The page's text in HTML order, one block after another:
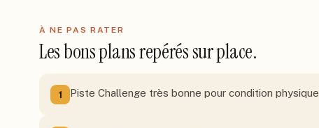
À NE PAS RATER
Les bons plans repérés sur place.
1 Piste Challenge très bonne pour condition physique